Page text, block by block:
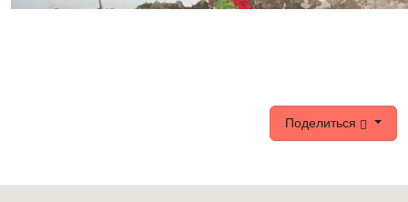
Поделиться